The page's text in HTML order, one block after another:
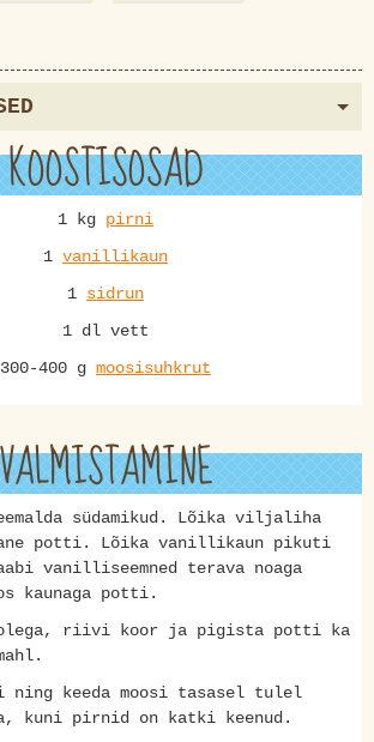
KOOSTISOSAD
1 kg pirni
1 vanillikaun
1 sidrun
1 dl vett
300-400 g moosisuhkrut
südamikud. Lõika viljaliha
potti. Lõika vanillikaun pikuti
vanilliseemned terava noaga
kaunaga potti.
riivi koor ja pigista potti ka
keeda moosi tasasel tulel
kuni pirnid on katki keenud.